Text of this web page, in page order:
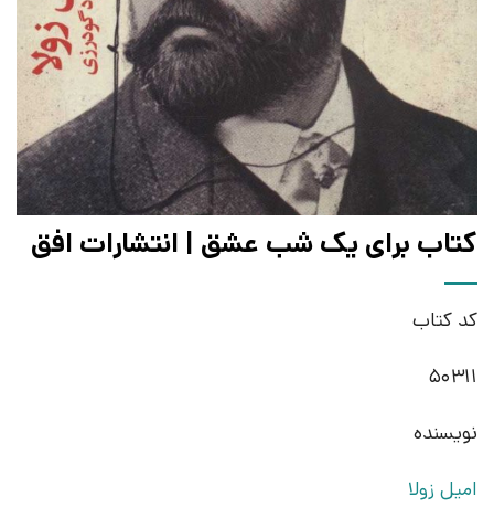
کتاب برای یک شب عشق | انتشارات افق
کد کتاب
50311
نویسنده
امیل زولا